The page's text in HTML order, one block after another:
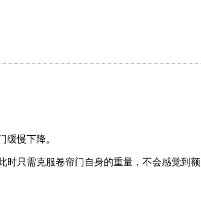
缓慢下降。
时只需克服卷帘门自身的重量，不会感觉到额